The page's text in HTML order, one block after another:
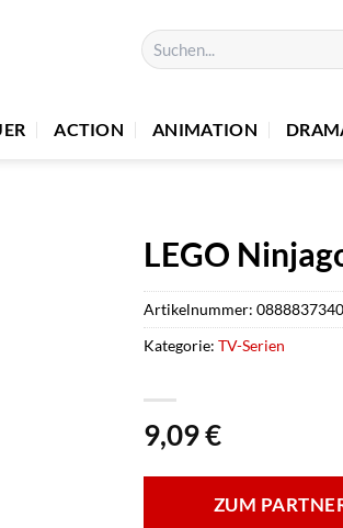
Suchen
nach:
ACTION ANIMATION
LEGO
9,09€
ZUM
Artikelnummer:
Kategorie: TV-Serien